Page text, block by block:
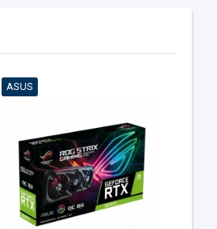
ASUS